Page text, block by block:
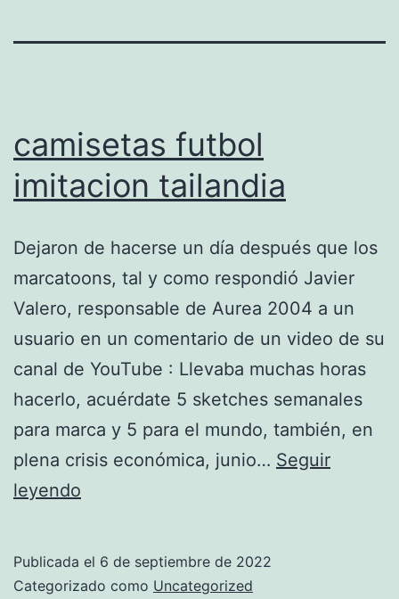
camisetas futbol
imitacion tailandia
Dejaron de hacerse un día después que los
marcatoons, tal y como respondió Javier
Valero, responsable de Aurea 2004 a un
usuario en un comentario de un video de su
canal de YouTube : Llevaba muchas horas
hacerlo, acuérdate 5 sketches semanales
para marca y 5 para el mundo, también, en
plena crisis económica, junio… Seguir
leyendo
tailandia
Publicada el 6 de septiembre de 2022
Categorizado como Uncategorized